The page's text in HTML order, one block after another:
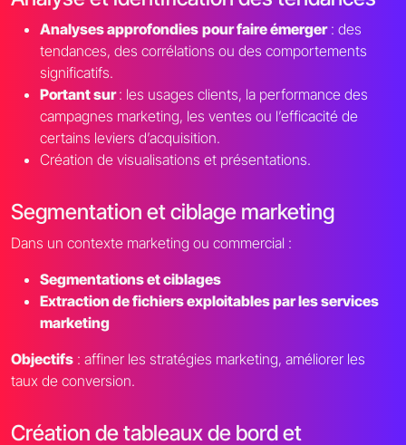
Analyses approfondies pour faire émerger: des
tendances, des corrélations ou des comportements
significatifs.
Portant sur: les usages clients, la performance des
campagnes marketing, les ventes ou l’efficacité de
certains leviers d’acquisition.
Création de visualisations et présentations.
Segmentation et ciblage marketing
Dans un contexte marketing ou commercial :
Segmentations et ciblages
Extraction de fichiers exploitables par les services
marketing
Objectifs : affiner les stratégies marketing, améliorer les
taux de conversion.
Création de tableaux de bord et